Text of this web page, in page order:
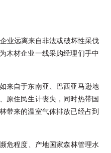
业远离来自非法或破坏性采伐
木材企业一线采购经理们手中
来自于东南亚、巴西亚马逊地
原住民生计丧失，同时热带国
带来的温室气体排放已经占到
危程度、产地国家森林管理水